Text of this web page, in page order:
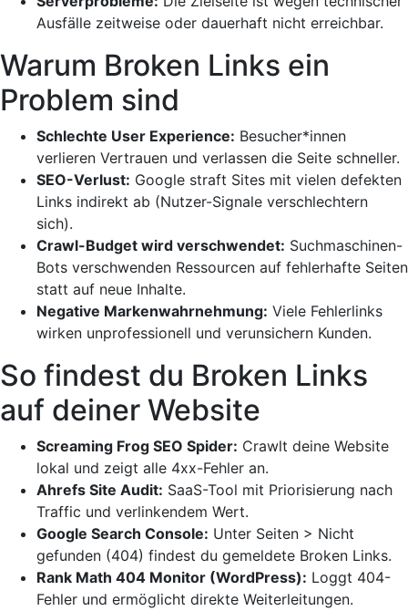
Ausfälle zeitweise oder dauerhaft nicht erreichbar.
Warum Broken Links ein
Problem sind
Schlechte User Experience: Besucher*innen
verlieren Vertrauen und verlassen die Seite schneller.
SEO-Verlust: Google straft Sites mit vielen defekten
Links indirekt ab (Nutzer-Signale verschlechtern
sich).
Crawl-Budget wird verschwendet: Suchmaschinen-
Bots verschwenden Ressourcen auf fehlerhafte Seiten
statt auf neue Inhalte.
Negative Markenwahrnehmung: Viele Fehlerlinks
wirken unprofessionell und verunsichern Kunden.
So findest du Broken Links
auf deiner Website
Screaming Frog SEO Spider: Crawlt deine Website
lokal und zeigt alle 4xx-Fehler an.
Ahrefs Site Audit: SaaS-Tool mit Priorisierung nach
Traffic und verlinkendem Wert.
Google Search Console: Unter Seiten > Nicht
gefunden (404) findest du gemeldete Broken Links.
Rank Math 404 Monitor (WordPress): Loggt 404-
Fehler und ermöglicht direkte Weiterleitungen.